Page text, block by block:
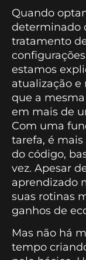
Quando
determinado
tratamento
estamos
atualização e
que a
em mais de
Com uma
tarefa, é
do código,
vez. Apesar
aprendizado
suas rotinas
ganhos de
Mas não há
tempo